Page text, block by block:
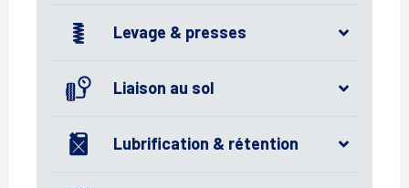
Levage & presses
Liaison au sol
Lubrification & rétention